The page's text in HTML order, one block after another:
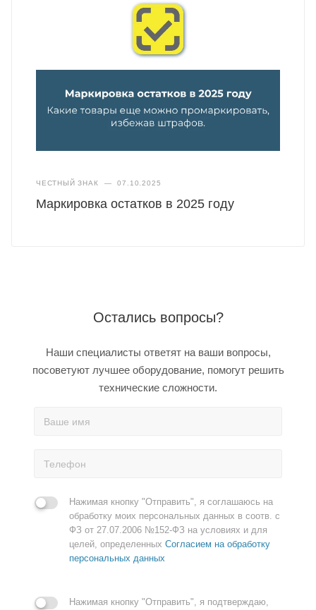
ЧЕСТНЫЙ ЗНАК — 07.10.2025
Маркировка остатков в 2025 году
Остались вопросы?
Наши специалисты ответят на ваши вопросы,
посоветуют лучшее оборудование, помогут решить
технические сложности.
Нажимая кнопку "Отправить", я соглашаюсь на
обработку моих персональных данных в соотв. с
ФЗ от 27.07.2006 №152-ФЗ на условиях и для
целей, определенных Согласием на обработку
персональных данных
Нажимая кнопку "Отправить", я подтверждаю,